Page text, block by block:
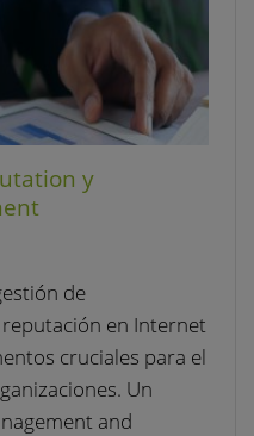
y
de
en Internet
cruciales para el
Un
and